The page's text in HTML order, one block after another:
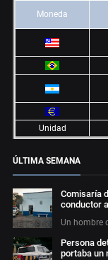
Moneda
Unidad
ÚLTIMA SEMANA
Comisaría
conductor
Un hombre
Persona
portaba un